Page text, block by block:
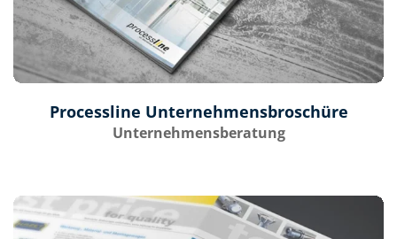
Processline Unternehmensbroschüre
Unternehmensberatung